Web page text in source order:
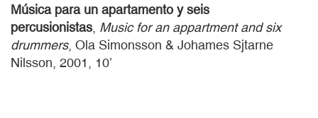
Música para un apartamento y seis
percusionistas Music for an appartment and six
drummers, Ola Simonsson & Johames Sjtarne
Nilsson, 2001, 10’